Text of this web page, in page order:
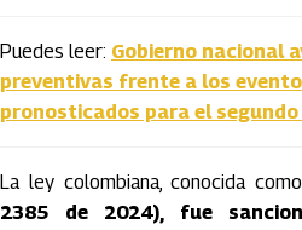
Puedes leer: Gobierno nacional
preventivas frente a los
pronosticados para el
La ley colombiana, conocida
2385 de 2024), fue